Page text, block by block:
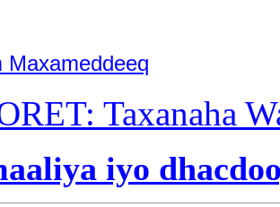
Maxameddeeq
Taxanaha
iyo